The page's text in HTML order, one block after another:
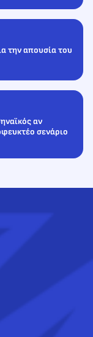
την απουσία του
αν
σενάριο